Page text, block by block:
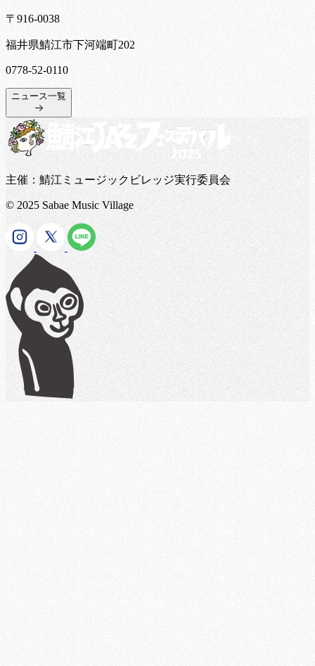
〒916-0038
福井県鯖江市下河端町202
0778-52-0110
ニュース一覧
主催：鯖江ミュージックビレッジ実行委員会
© 2025 Sabae Music Village